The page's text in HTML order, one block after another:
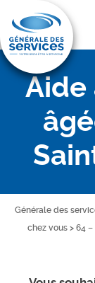
Aide
Générale des
chez vous> 64 –